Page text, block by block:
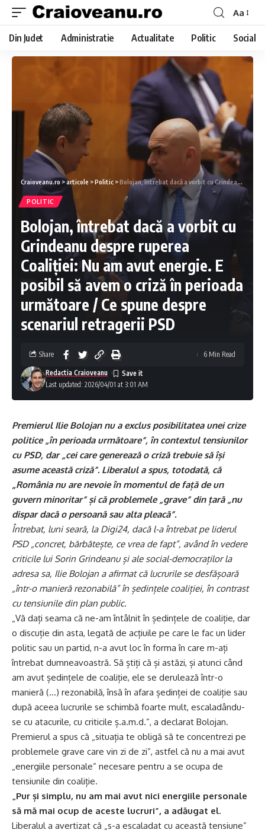
Aa
Din Judet Administratie Actualitate Politic Social
Craioveanu.ro >articole >Politic >Bolojan, întrebat dacă a vorbit cu Grindeanu despre ruperea Coaliției: Nu am avut energie. E posibil să avem o criză în perioada următoare / Ce spune despre scenariul retragerii PSD
POLITIC
Bolojan, întrebat dacă a vorbit cu
Grindeanu despre ruperea
Coaliției: Nu am avut energie. E
posibil să avem o criză în perioada
următoare / Ce spune despre
scenariul retragerii PSD
Last updated: 2026/04/01 at 3:01 AM
Redactia Craioveanu
Share 6 Min Read
Premierul Ilie Bolojan nu a exclus posibilitatea unei crize
politice „în perioada următoare”, în contextul tensiunilor
cu PSD, dar „cei care generează o criză trebuie să își
asume această criză”. Liberalul a spus, totodată, că
„România nu are nevoie în momentul de față de un
guvern minoritar” și că problemele „grave” din țară „nu
dispar dacă o persoană sau alta pleacă”.
Întrebat, luni seară, la Digi24, dacă l-a întrebat pe liderul
PSD „concret, bărbătește, ce vrea de fapt”, având în vedere
criticile lui Sorin Grindeanu și ale social-democraților la
adresa sa, Ilie Bolojan a afirmat că lucrurile se desfășoară
„într-o manieră rezonabilă” în ședințele coaliției, în contrast
cu tensiunile din plan public.
„Vă dați seama că ne-am întâlnit în ședințele de coaliție, dar
o discuție din asta, legată de acțiuile pe care le fac un lider
politic sau un partid, n-a avut loc în forma în care m-ați
întrebat dumneavoastră. Să știți că și astăzi, și atunci când
am avut ședințele de coaliție, ele se derulează într-o
manieră (…) rezonabilă, însă în afara ședinței de coaliție sau
după aceea lucrurile se schimbă foarte mult, escaladându-
se cu atacurile, cu criticile ș.a.m.d.”, a declarat Bolojan.
Premierul a spus că „situația te obligă să te concentrezi pe
problemele grave care vin zi de zi”, astfel că nu a mai avut
„energiile personale” necesare pentru a se ocupa de
tensiunile din coaliție.
„Pur și simplu, nu am mai avut nici energiile personale
să mă mai ocup de aceste lucruri”, a adăugat el.
Liberalul a avertizat că „s-a escaladat cu această tensiune”